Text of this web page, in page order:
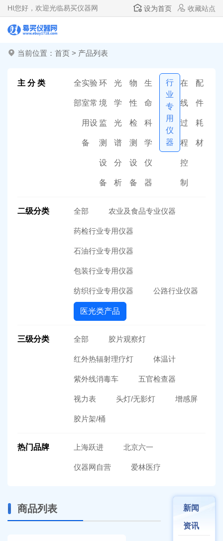
HI您好，欢迎光临易买仪器网 设为首页 收藏站点
当前位置： 首页 > 产品列表
主 分 类 全
部
实验
室常
用设
备
环
境
监
测
设
备
光
学
光
谱
分
析
物
性
检
测
设
备
生
命
科
学
仪
器
行
业
专
用
仪
器
在
线
过
程
控
制
配
件
耗
材
二级分类 全部 农业及食品专业仪器
药检行业专用仪器
石油行业专用仪器
包装行业专用仪器
纺织行业专用仪器 公路行业仪器
医光类产品
三级分类 全部 胶片观察灯
红外热辐射理疗灯 体温计
紫外线消毒车 五官检查器
视力表 头灯/无影灯 增感屏
胶片架/桶
热门品牌 上海跃进 北京六一
仪器网自营 爱林医疗
商品列表 新闻
资讯